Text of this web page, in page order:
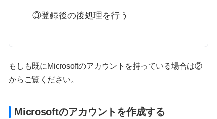
③登録後の後処理を行う
もしも既にMicrosoftのアカウントを持っている場合は②
からご覧ください。
Microsoftのアカウントを作成する